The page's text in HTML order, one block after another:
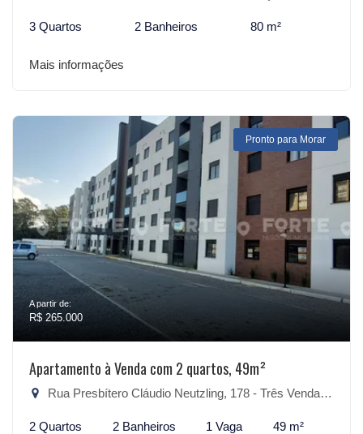
3 Quartos 2 Banheiros 80 m²
Mais informações
Pronto para Morar
A partir de:
R$ 265.000
Apartamento à Venda com 2 quartos, 49m²
Rua Presbítero Cláudio Neutzling, 178 - Três Vendas, Pelotas-RS
2 Quartos 2 Banheiros 1 Vaga 49 m²